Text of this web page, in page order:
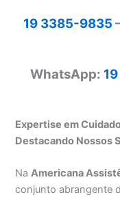
19 3385-9835
WhatsApp:
Expertise em
Destacando Nossos
NaAmericana
conjunto abrangente